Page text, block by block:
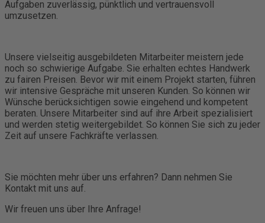
Aufgaben zuverlässig, pünktlich und vertrauensvoll
umzusetzen.
Unsere vielseitig ausgebildeten Mitarbeiter meistern jede
noch so schwierige Aufgabe. Sie erhalten echtes Handwerk
zu fairen Preisen. Bevor wir mit einem Projekt starten, führen
wir intensive Gespräche mit unseren Kunden. So können wir
Wünsche berücksichtigen sowie eingehend und kompetent
beraten. Unsere Mitarbeiter sind auf ihre Arbeit spezialisiert
und werden stetig weitergebildet. So können Sie sich zu jeder
Zeit auf unsere Fachkräfte verlassen.
Sie möchten mehr über uns erfahren? Dann nehmen Sie
Kontakt mit uns auf.
Wir freuen uns über Ihre Anfrage!